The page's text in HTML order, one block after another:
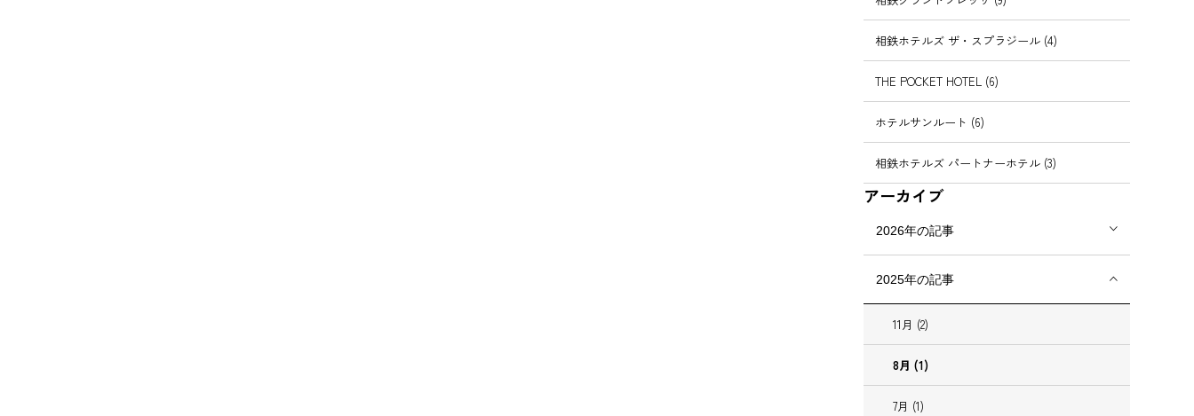
相鉄ホテルズ ザ・スプラジール (4)
THE POCKET HOTEL (6)
ホテルサンルート (6)
相鉄ホテルズ パートナーホテル (3)
アーカイブ
2026年の記事
2025年の記事
11月 (2)
8月 (1)
7月 (1)